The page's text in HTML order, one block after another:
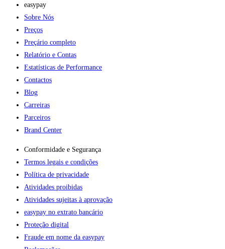
easypay
Sobre Nós
Preços
Preçário completo
Relatório e Contas
Estatísticas de Performance
Contactos
Blog
Carreiras
Parceiros
Brand Center
Conformidade e Segurança
Termos legais e condições
Política de privacidade
Atividades proibidas
Atividades sujeitas à aprovação
easypay no extrato bancário
Proteção digital
Fraude em nome da easypay